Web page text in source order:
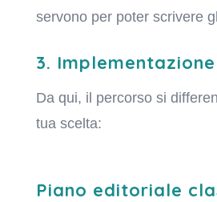
servono per poter scrivere
3. Implementazione
Da qui, il percorso si
tua scelta:
Piano editoriale